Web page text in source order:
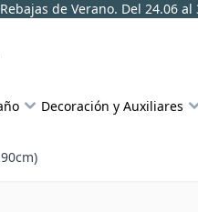
Rebajas de Verano. Del 24.06 al
Decoración y Auxiliares